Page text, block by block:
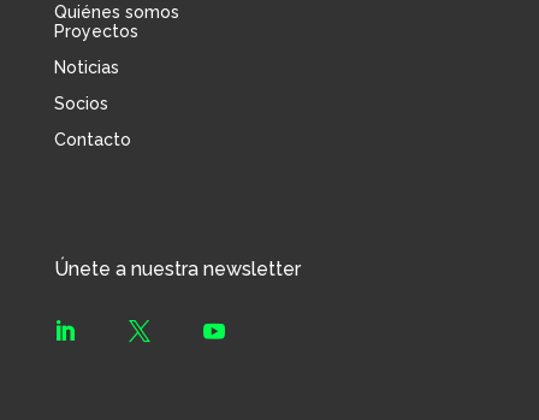
Quiénes somos
Proyectos
Noticias
Socios
Contacto
Únete a nuestra newsletter
  